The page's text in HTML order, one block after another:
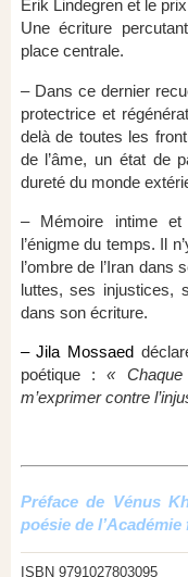
Erik Lindegren et le
Une écriture
place centrale.
– Dans ce dernier
protectrice et
delà de toutes les
de l’âme, un état de
dureté du monde
– Mémoire intime et
l’énigme du temps. Il
l’ombre de l’Iran
luttes, ses injustices,
dans son écriture.
– Jila Mossaed
poétique :«
m’exprimer contre
Préface de Vénus
poésie de l’Académie
ISBN 9791027803095